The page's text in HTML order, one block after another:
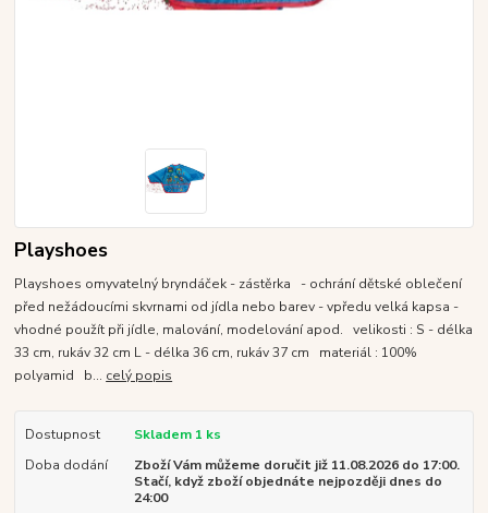
Playshoes
Playshoes omyvatelný bryndáček - zástěrka - ochrání dětské oblečení
před nežádoucími skvrnami od jídla nebo barev - vpředu velká kapsa -
vhodné použít při jídle, malování, modelování apod. velikosti : S - délka
33 cm, rukáv 32 cm L - délka 36 cm, rukáv 37 cm materiál : 100%
polyamid b... celý popis
Dostupnost
Skladem 1 ks
Doba dodání
Zboží Vám můžeme doručit již 11.08.2026 do 17:00.
Stačí, když zboží objednáte nejpozději dnes do
24:00